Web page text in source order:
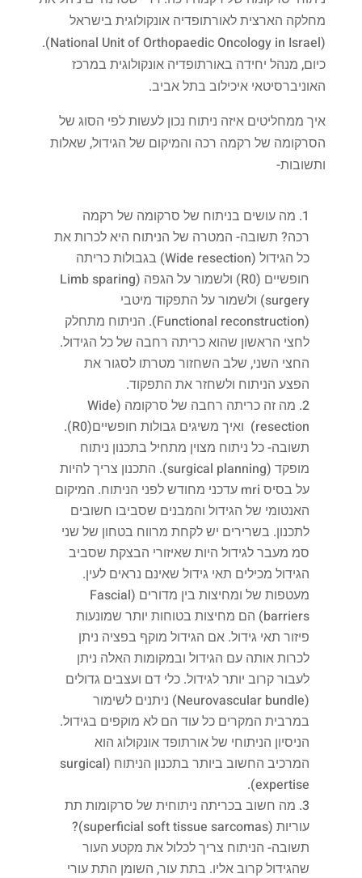
מחלקה הארצית לאורתופדיה אונקולוגית בישראל
(National Unit of Orthopaedic Oncology in Israel).
כיום, מנהל יחידה באורתופדיה אונקולוגית במרכז
האוניברסיטאי איכילוב בתל אביב.
איך ממחליטים איזה ניתוח נכון לעשות לפי הסוג של
הסרקומה של רקמה רכה והמיקום של הגידול, שאלות
ותשובות-
מה עושים בניתוח של סרקומה של רקמה
רכה? תשובה- המטרה של הניתוח היא לכרות את
כל הגידול (Wide resection) בגבולות כריתה
חופשיים (R0) ולשמור על הגפה (Limb sparing
surgery) ולשמור על התפקוד מיטבי
(Functional reconstruction). הניתוח מתחלק
לחצי הראשון שהוא כריתה רחבה של כל הגידול.
החצי השני, שלב השחזור מטרתו לסגור את
הפצע הניתוח ולשחזר את התפקוד.
מה זה כריתה רחבה של סרקומה (Wide
resection) ואיך משיגים גבולות חופשיים(R0).
תשובה- כל ניתוח מצוין מתחיל בתכנון ניתוח
מופקד (surgical planning). התכנון צריך להיות
על בסיס mri עדכני מחודש לפני הניתוח. המיקום
האנטומי של הגידול והמבנים שסביבו חשובים
לתכנון. בשרירים יש לקחת מרווח בטחון של שני
סמ מעבר לגידול היות שאיזורי הבצקת שסביב
הגידול מכילים תאי גידול שאינם נראים לעין.
מעטפות של ומחיצות בין מדורים (Fascial
barriers) הם מחיצות בטוחות יותר שמונעות
פיזור תאי גידול. אם הגידול מוקף בפציה ניתן
לכרות אותה עם הגידול ובמקומות האלה ניתן
לעבור קרוב יותר לגידול. כלי דם ועצבים גדולים
(Neurovascular bundle) ניתנים לשימור
במרבית המקרים כל עוד הם לא מוקפים בגידול.
הניסיון הניתוחי של אורתופד אונקולוג הוא
המרכיב החשוב ביותר בתכנון הניתוח (surgical
expertise).
מה חשוב בכריתה ניתוחית של סרקומות תת
עוריות (superficial soft tissue sarcomas)?
תשובה- הניתוח צריך לכלול את מקטע העור
שהגידול קרוב אליו. בתת עור, השומן התת עורי